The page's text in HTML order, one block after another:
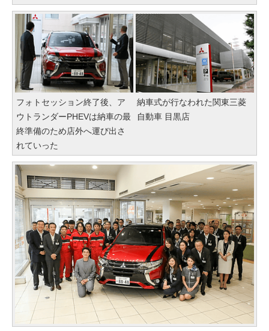
フォトセッション終了後、ア
ウトランダーPHEVは納車の最
終準備のため店外へ運び出さ
れていった
納車式が行なわれた関東三菱
自動車 目黒店